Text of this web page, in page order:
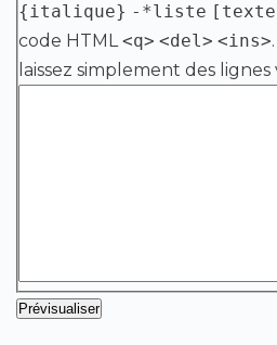
{italique} -*liste
code HTML<q> <del> <ins>
laissez simplement des lignes